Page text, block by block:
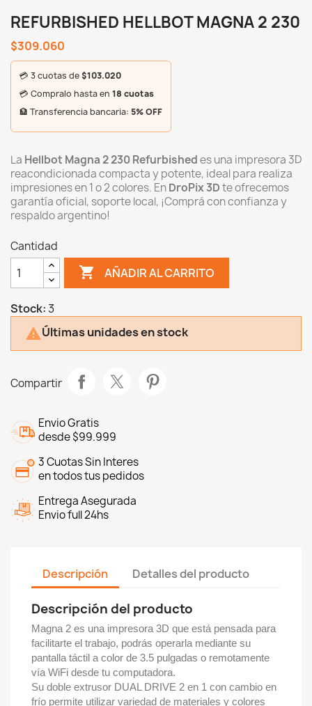
REFURBISHED HELLBOT MAGNA 2 230
$309.060
💳 3 cuotas de$103.020
💳 Compralo hasta en 18 cuotas
🏦 Transferencia bancaria: 5% OFF
La Hellbot Magna 2 230 Refurbishedes una impresora 3D
reacondicionada compacta y potente, ideal para realiza
impresiones en 1 o 2 colores. EnDroPix 3Dte ofrecemos
garantía oficial, soporte local, ¡Comprá con confianza y
respaldo argentino!
Cantidad
 AÑADIR AL CARRITO
Stock:3
Últimas unidades en stock
Compartir
Envio Gratis
desde $99.999
3 Cuotas Sin Interes
en todos tus pedidos
Entrega Asegurada
Envio full 24hs
Descripción Detalles del producto
Descripción del producto
Magna 2 es una impresora 3D que está pensada para
facilitarte el trabajo, podrás operarla mediante su
pantalla táctil a color de 3.5 pulgadas o remotamente
vía WiFi desde tu computadora.
Su doble extrusor DUAL DRIVE 2 en 1 con cambio en
frío permite utilizar variedad de materiales y colores